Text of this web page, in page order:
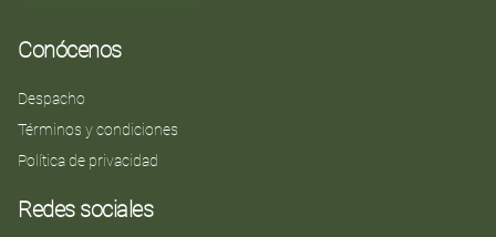
Conócenos
Despacho
Términos y condiciones
Política de privacidad
Redes sociales